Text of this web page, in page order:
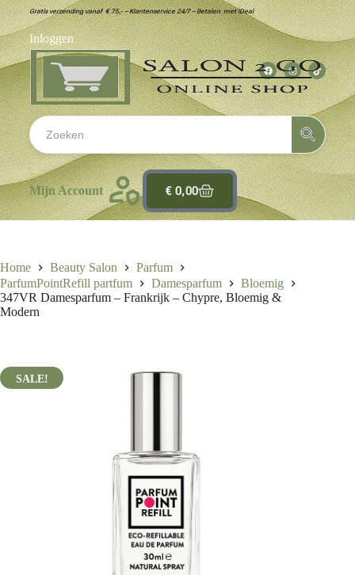
Gratis verzending vanaf € 75,- – Klantenservice 24/7 – Betalen met iDeal
Inloggen
Mijn Account €0,00
Home Beauty Salon
Parfum
ParfumPointRefill partfum
Damesparfum
Bloemig
347VR Damesparfum – Frankrijk – Chypre, Bloemig &
Modern